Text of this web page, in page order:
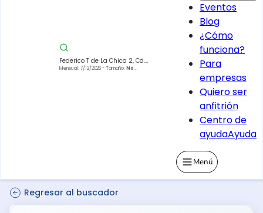
Federico T de La Chica 2, Cd.
Satélite, 53100 Naucalpan de
Mensual: 7/12/2026- Tamaño: No
Eventos
Blog
¿Cómo
funciona?
Para
empresas
Quiero ser
anfitrión
Centro de
ayudaAyuda
Menú
Regresar al buscador